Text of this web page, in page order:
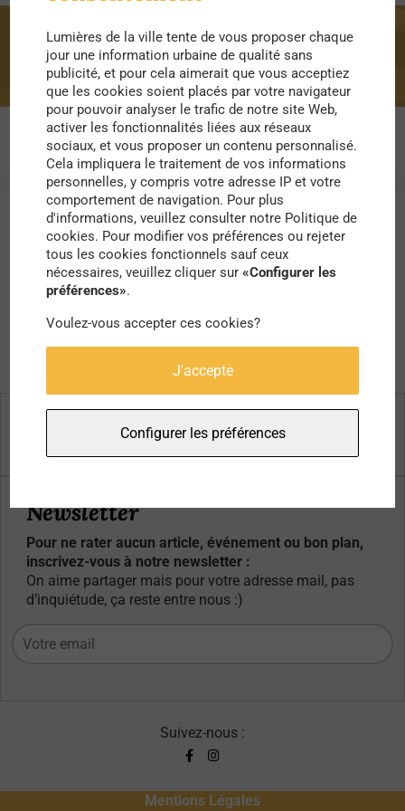
collecte
Newsletter
Pour ne rater aucun article, événement ou bon plan,
inscrivez-vous à notre newsletter :
On aime partager mais pour votre adresse mail, pas
d’inquiétude, ça reste entre nous :)
Suivez-nous :
Mentions Légales
Lumières de la ville tente de vous proposer chaque
jour une information urbaine de qualité sans
publicité, et pour cela aimerait que vous acceptiez
que les cookies soient placés par votre navigateur
pour pouvoir analyser le trafic de notre site Web,
activer les fonctionnalités liées aux réseaux
sociaux, et vous proposer un contenu personnalisé.
Cela impliquera le traitement de vos informations
personnelles, y compris votre adresse IP et votre
comportement de navigation. Pour plus
d'informations, veuillez consulter notre Politique de
cookies. Pour modifier vos préférences ou rejeter
tous les cookies fonctionnels sauf ceux
nécessaires, veuillez cliquer sur«Configurer les
préférences».
Voulez-vous accepter ces cookies?
J'accepte
Configurer les préférences